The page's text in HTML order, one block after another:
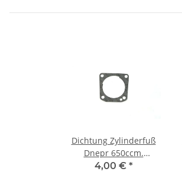
Dichtung Zylinderfuß
Dnepr 650ccm.
Deutsche Herstellung.
4,00 € *